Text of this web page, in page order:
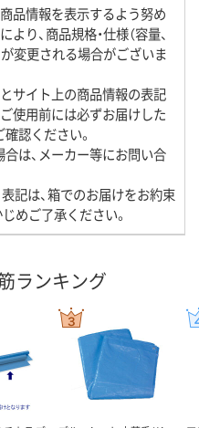
品情報を表示するよう努め
り、商品規格・仕様（容量、
が変更される場合がございま
サイト上の商品情報の表記
使用前には必ずお届けした
認ください。
は、メーカー等にお問い合
表記は、箱でのお届けをお約束
めご了承ください。
ランキング